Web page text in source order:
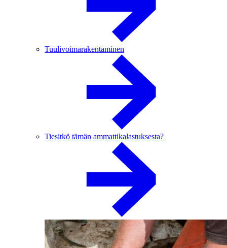
Tuulivoimarakentaminen
Tiesitkö tämän ammattikalastuksesta?